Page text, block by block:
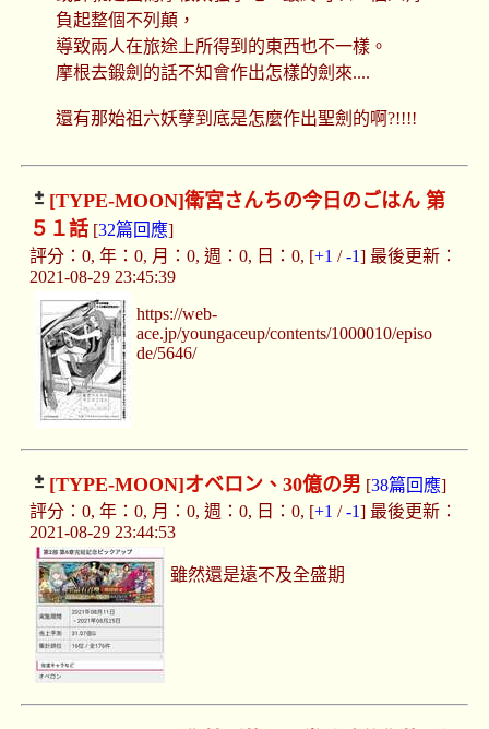
負起整個不列顛，
導致兩人在旅途上所得到的東西也不一樣。
摩根去鍛劍的話不知會作出怎樣的劍來....
還有那始祖六妖孽到底是怎麼作出聖劍的啊?!!!!
[TYPE-MOON]衛宮さんちの今日のごはん 第
５１話[32篇回應]
評分：0, 年：0, 月：0, 週：0, 日：0, [+1 /-1] 最後更新：
2021-08-29 23:45:39
https://web-
ace.jp/youngaceup/contents/1000010/episo
de/5646/
[TYPE-MOON]オベロン、30億の男 [38篇回應]
評分：0, 年：0, 月：0, 週：0, 日：0, [+1 /-1] 最後更新：
2021-08-29 23:44:53
雖然還是遠不及全盛期